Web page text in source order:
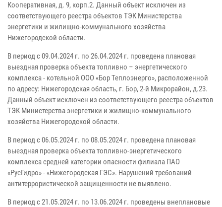
Кооперативная, д. 9, корп.2. Данный объект исключен из
соответствующего реестра объектов ТЭК Министерства
энергетики и жилищно-коммунального хозяйства
Нижегородской области.
В период с 09.04.2024 г. по 26.04.2024 г. проведена плановая
выездная проверка объекта топливно – энергетического
комплекса - котельной ООО «Бор Теплоэнерго», расположенной
по адресу: Нижегородская область, г. Бор, 2-й Микрорайон, д.23.
Данный объект исключен из соответствующего реестра объектов
ТЭК Министерства энергетики и жилищно-коммунального
хозяйства Нижегородской области.
В период с 06.05.2024 г. по 08.05.2024 г. проведена плановая
выездная проверка объекта топливно-энергетического
комплекса средней категории опасности филиала ПАО
«РусГидро» - «Нижегородская ГЭС». Нарушений требований
антитеррористической защищенности не выявлено.
В период с 21.05.2024 г. по 13.06.2024 г. проведены внеплановые